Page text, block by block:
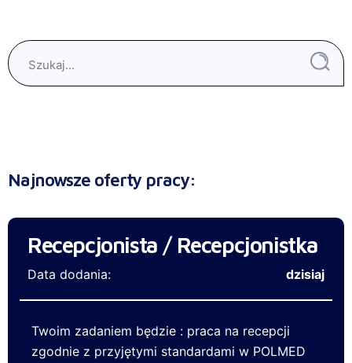
Najnowsze oferty pracy:
Recepcjonista / Recepcjonistka
Data dodania: dzisiaj
Twoim zadaniem będzie : praca na recepcji
zgodnie z przyjętymi standardami w POLMED